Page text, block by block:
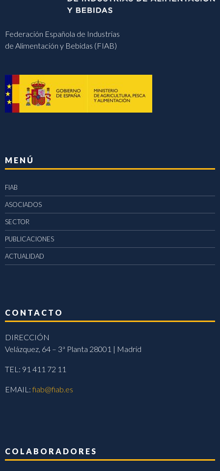
Federación Española de Industrias
de Alimentación y Bebidas (FIAB)
MENÚ
FIAB
ASOCIADOS
SECTOR
PUBLICACIONES
ACTUALIDAD
CONTACTO
DIRECCIÓN
Velázquez, 64 – 3ª Planta 28001 | Madrid
TEL: 91 411 72 11
EMAIL:fiab@fiab.es
COLABORADORES